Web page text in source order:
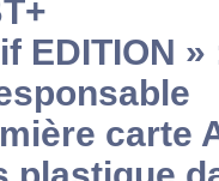
EDITION
carte